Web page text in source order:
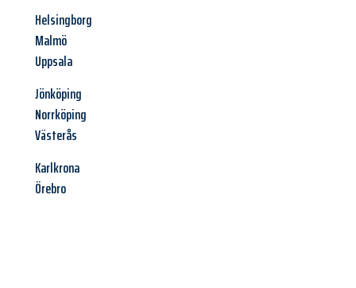
Helsingborg
Malmö
Uppsala
Jönköping
Norrköping
Västerås
Karlkrona
Örebro